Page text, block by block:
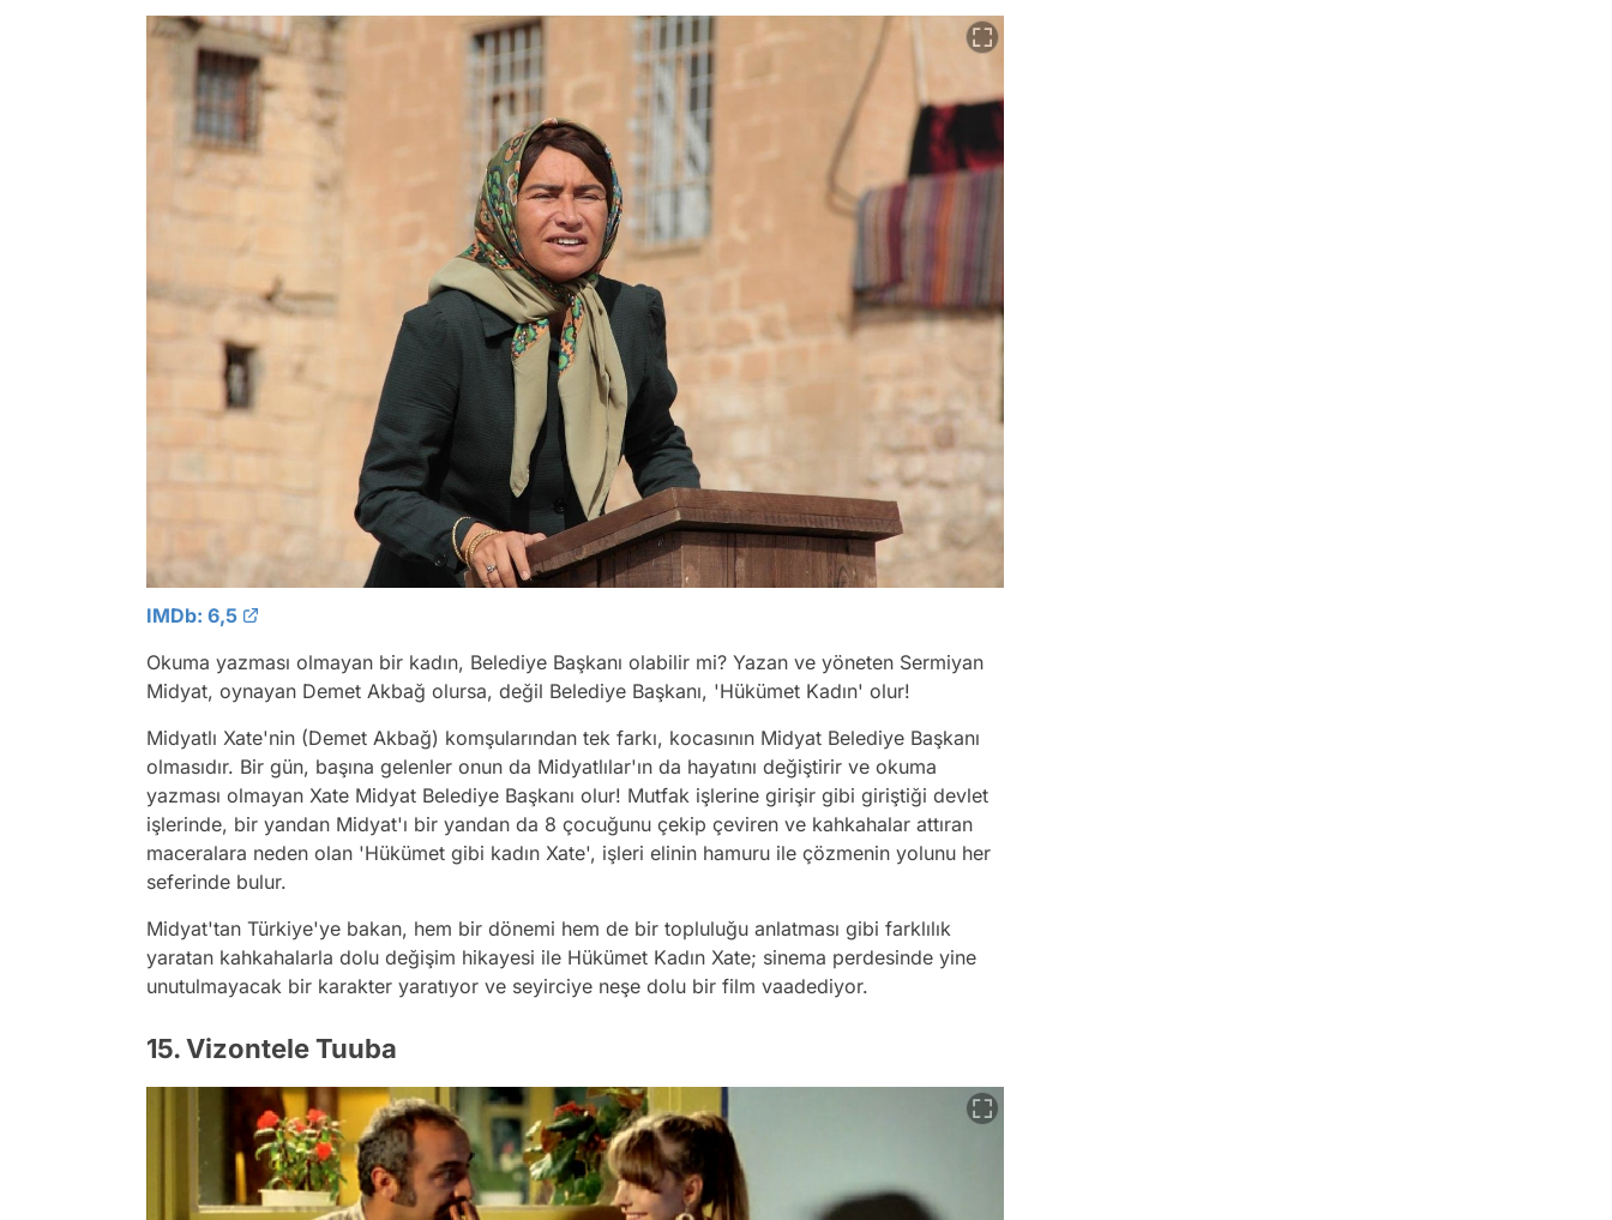
IMDb: 6,5
Okuma yazması olmayan bir kadın, Belediye Başkanı olabilir mi? Yazan ve yöneten Sermiyan
Midyat, oynayan Demet Akbağ olursa, değil Belediye Başkanı, 'Hükümet Kadın' olur!
Midyatlı Xate'nin (Demet Akbağ) komşularından tek farkı, kocasının Midyat Belediye Başkanı
olmasıdır. Bir gün, başına gelenler onun da Midyatlılar'ın da hayatını değiştirir ve okuma
yazması olmayan Xate Midyat Belediye Başkanı olur! Mutfak işlerine girişir gibi giriştiği devlet
işlerinde, bir yandan Midyat'ı bir yandan da 8 çocuğunu çekip çeviren ve kahkahalar attıran
maceralara neden olan 'Hükümet gibi kadın Xate', işleri elinin hamuru ile çözmenin yolunu her
seferinde bulur.
Midyat'tan Türkiye'ye bakan, hem bir dönemi hem de bir topluluğu anlatması gibi farklılık
yaratan kahkahalarla dolu değişim hikayesi ile Hükümet Kadın Xate; sinema perdesinde yine
unutulmayacak bir karakter yaratıyor ve seyirciye neşe dolu bir film vaadediyor.
15. Vizontele Tuuba